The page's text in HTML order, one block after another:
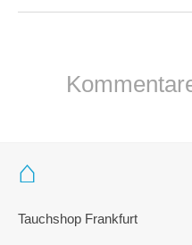
Tauchshop Frankfurt